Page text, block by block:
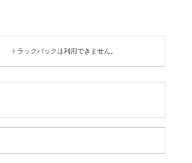
トラックバックは利用できません。